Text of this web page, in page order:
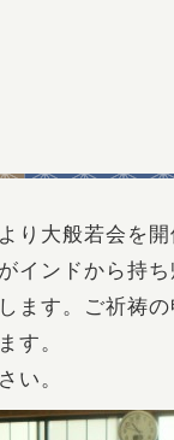
大般若会を開
インドから持
ます。ご祈祷
す。
い。